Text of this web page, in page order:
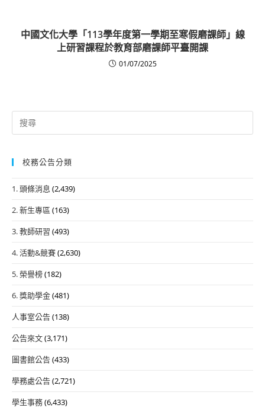
中國文化大學「113學年度第一學期至寒假磨課師」線
上研習課程於教育部磨課師平臺開課
01/07/2025
Search
for:
校務公告分類
1. 頭條消息 (2,439)
2. 新生專區 (163)
3. 教師研習 (493)
4. 活動&競賽(2,630)
5. 榮譽榜(182)
6. 獎助學金(481)
人事室公告(138)
公告來文(3,171)
圖書館公告(433)
學務處公告(2,721)
學生事務(6,433)